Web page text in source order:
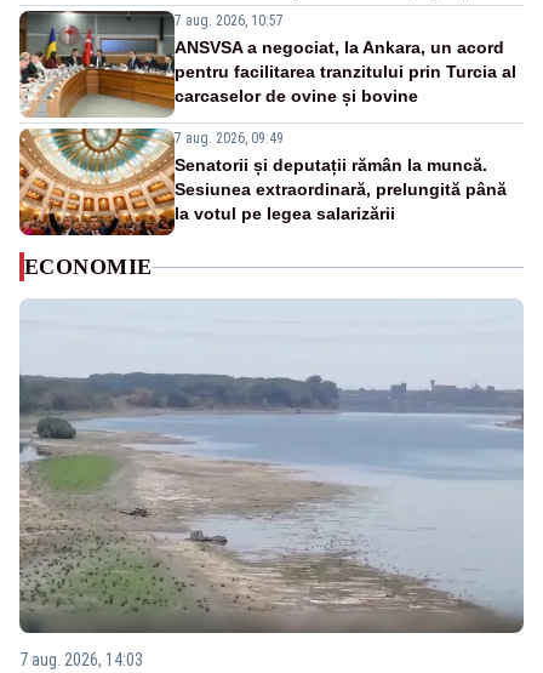
7 aug. 2026, 10:57
ANSVSA a negociat, la Ankara, un acord
pentru facilitarea tranzitului prin Turcia al
carcaselor de ovine și bovine
7 aug. 2026, 09:49
Senatorii și deputații rămân la muncă.
Sesiunea extraordinară, prelungită până
la votul pe legea salarizării
ECONOMIE
7 aug. 2026, 14:03